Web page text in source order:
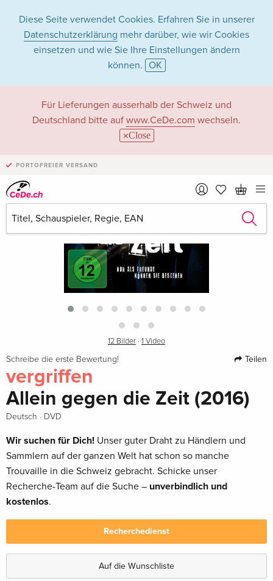
Diese Seite verwendet Cookies. Erfahren Sie in unserer
Datenschutzerklärung mehr darüber, wie wir Cookies
einsetzen und wie Sie Ihre Einstellungen ändern
können. OK
Für Lieferungen ausserhalb der Schweiz und
Deutschland bitte auf www.CeDe.com wechseln.
Close
PORTOFREIER VERSAND
12 Bilder· 1 Video
Schreibe die erste Bewertung! Teilen
vergriffen
Allein gegen die Zeit (2016)
Deutsch · DVD
Wir suchen für Dich! Unser guter Draht zu Händlern und
Sammlern auf der ganzen Welt hat schon so manche
Trouvaille in die Schweiz gebracht. Schicke unser
Recherche-Team auf die Suche – unverbindlich und
kostenlos.
Recherchedienst
Auf die Wunschliste